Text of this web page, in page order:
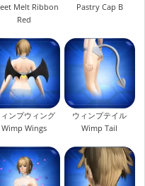
Melt Ribbon
Red
Pastry Cap B
ンプウィング
Wimp Wings
ウィンプテイル
Wimp Tail